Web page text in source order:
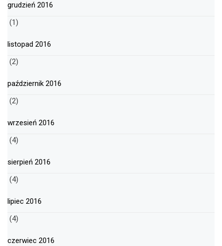
grudzień 2016
(1)
listopad 2016
(2)
październik 2016
(2)
wrzesień 2016
(4)
sierpień 2016
(4)
lipiec 2016
(4)
czerwiec 2016